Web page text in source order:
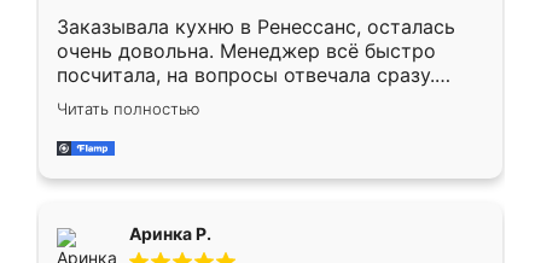
Заказывала кухню в Ренессанс, осталась
очень довольна. Менеджер всё быстро
посчитала, на вопросы отвечала сразу.
Замерщик приехал в субботу, подошёл к
делу со всей ответственностью. Собрали
за день, ребята работали аккуратно, даже
Читать полностью
Аринка Р.